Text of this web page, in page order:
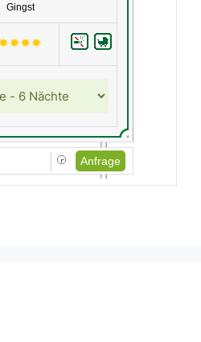
Gingst
Anfrage